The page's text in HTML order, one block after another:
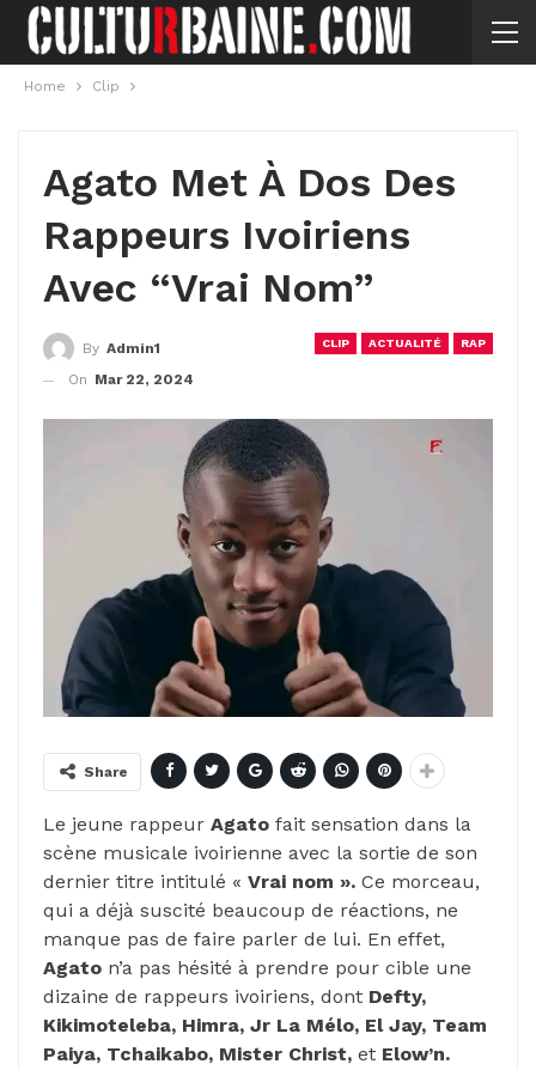
Home Clip
Agato Met À Dos Des
Rappeurs Ivoiriens
Avec “Vrai Nom”
CLIP ACTUALITÉ RAP
By Admin1
On Mar 22, 2024
Share
Le jeune rappeur Agato fait sensation dans la
scène musicale ivoirienne avec la sortie de son
dernier titre intitulé « Vrai nom ». Ce morceau,
qui a déjà suscité beaucoup de réactions, ne
manque pas de faire parler de lui. En effet,
Agato n’a pas hésité à prendre pour cible une
dizaine de rappeurs ivoiriens, dont Defty,
Kikimoteleba, Himra, Jr La Mélo, El Jay, Team
Paiya, Tchaikabo, Mister Christ, et Elow’n.